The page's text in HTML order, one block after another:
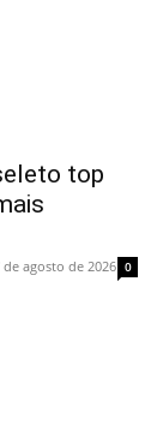
top
de agosto de 2026 0